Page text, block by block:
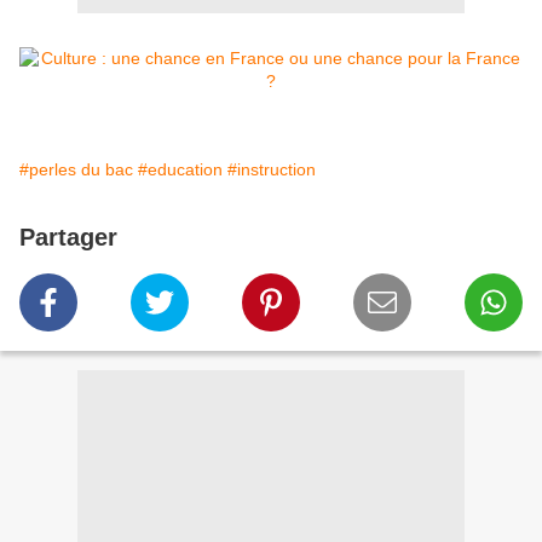
#perles du bac #education #instruction
Partager